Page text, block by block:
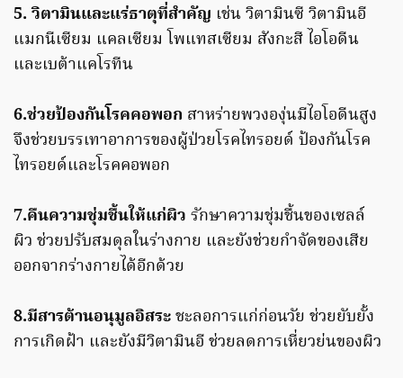
5. วิตามินและแร่ธาตุที่สำคัญ เช่น วิตามินซี วิตามินอี
แมกนีเซียม แคลเซียม โพแทสเซียม สังกะสี ไอโอดีน
และเบต้าแคโรทีน
6.ช่วยป้องกันโรคคอพอก สาหร่ายพวงองุ่นมีไอโอดีนสูง
จึงช่วยบรรเทาอาการของผู้ป่วยโรคไทรอยด์ ป้องกันโรค
ไทรอยด์และโรคคอพอก
7.คืนความชุ่มชื้นให้แก่ผิว รักษาความชุ่มชื้นของเซลล์
ผิว ช่วยปรับสมดุลในร่างกาย และยังช่วยกำจัดของเสีย
ออกจากร่างกายได้อีกด้วย
8.มีสารต้านอนุมูลอิสระชะลอการแก่ก่อนวัย ช่วยยับยั้ง
การเกิดฝ้า และยังมีวิตามินอี ช่วยลดการเหี่ยวย่นของผิว